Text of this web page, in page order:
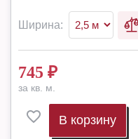
Ширина:
745 ₽
за кв. м.
В корзину